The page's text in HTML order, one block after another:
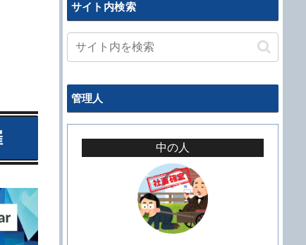
サイト内検索
管理人
中の人